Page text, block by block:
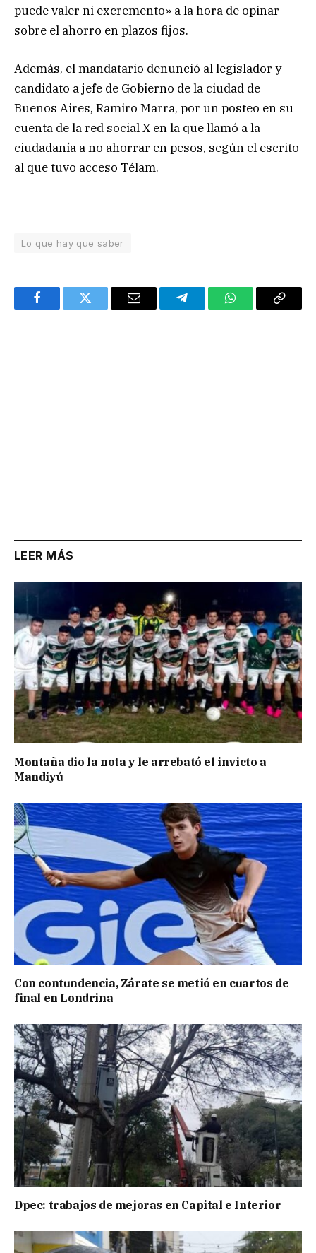
puede valer ni excremento» a la hora de opinar
sobre el ahorro en plazos fijos.
Además, el mandatario denunció al legislador y
candidato a jefe de Gobierno de la ciudad de
Buenos Aires, Ramiro Marra, por un posteo en su
cuenta de la red social X en la que llamó a la
ciudadanía a no ahorrar en pesos, según el escrito
al que tuvo acceso Télam.
Lo que hay que saber
FacebookTwitter Email TelegramWhatsAppCopy
LEER MÁS
Montaña dio la nota y le arrebató el invicto a
Mandiyú
Con contundencia, Zárate se metió en cuartos de
final en Londrina
Dpec: trabajos de mejoras en Capital e Interior